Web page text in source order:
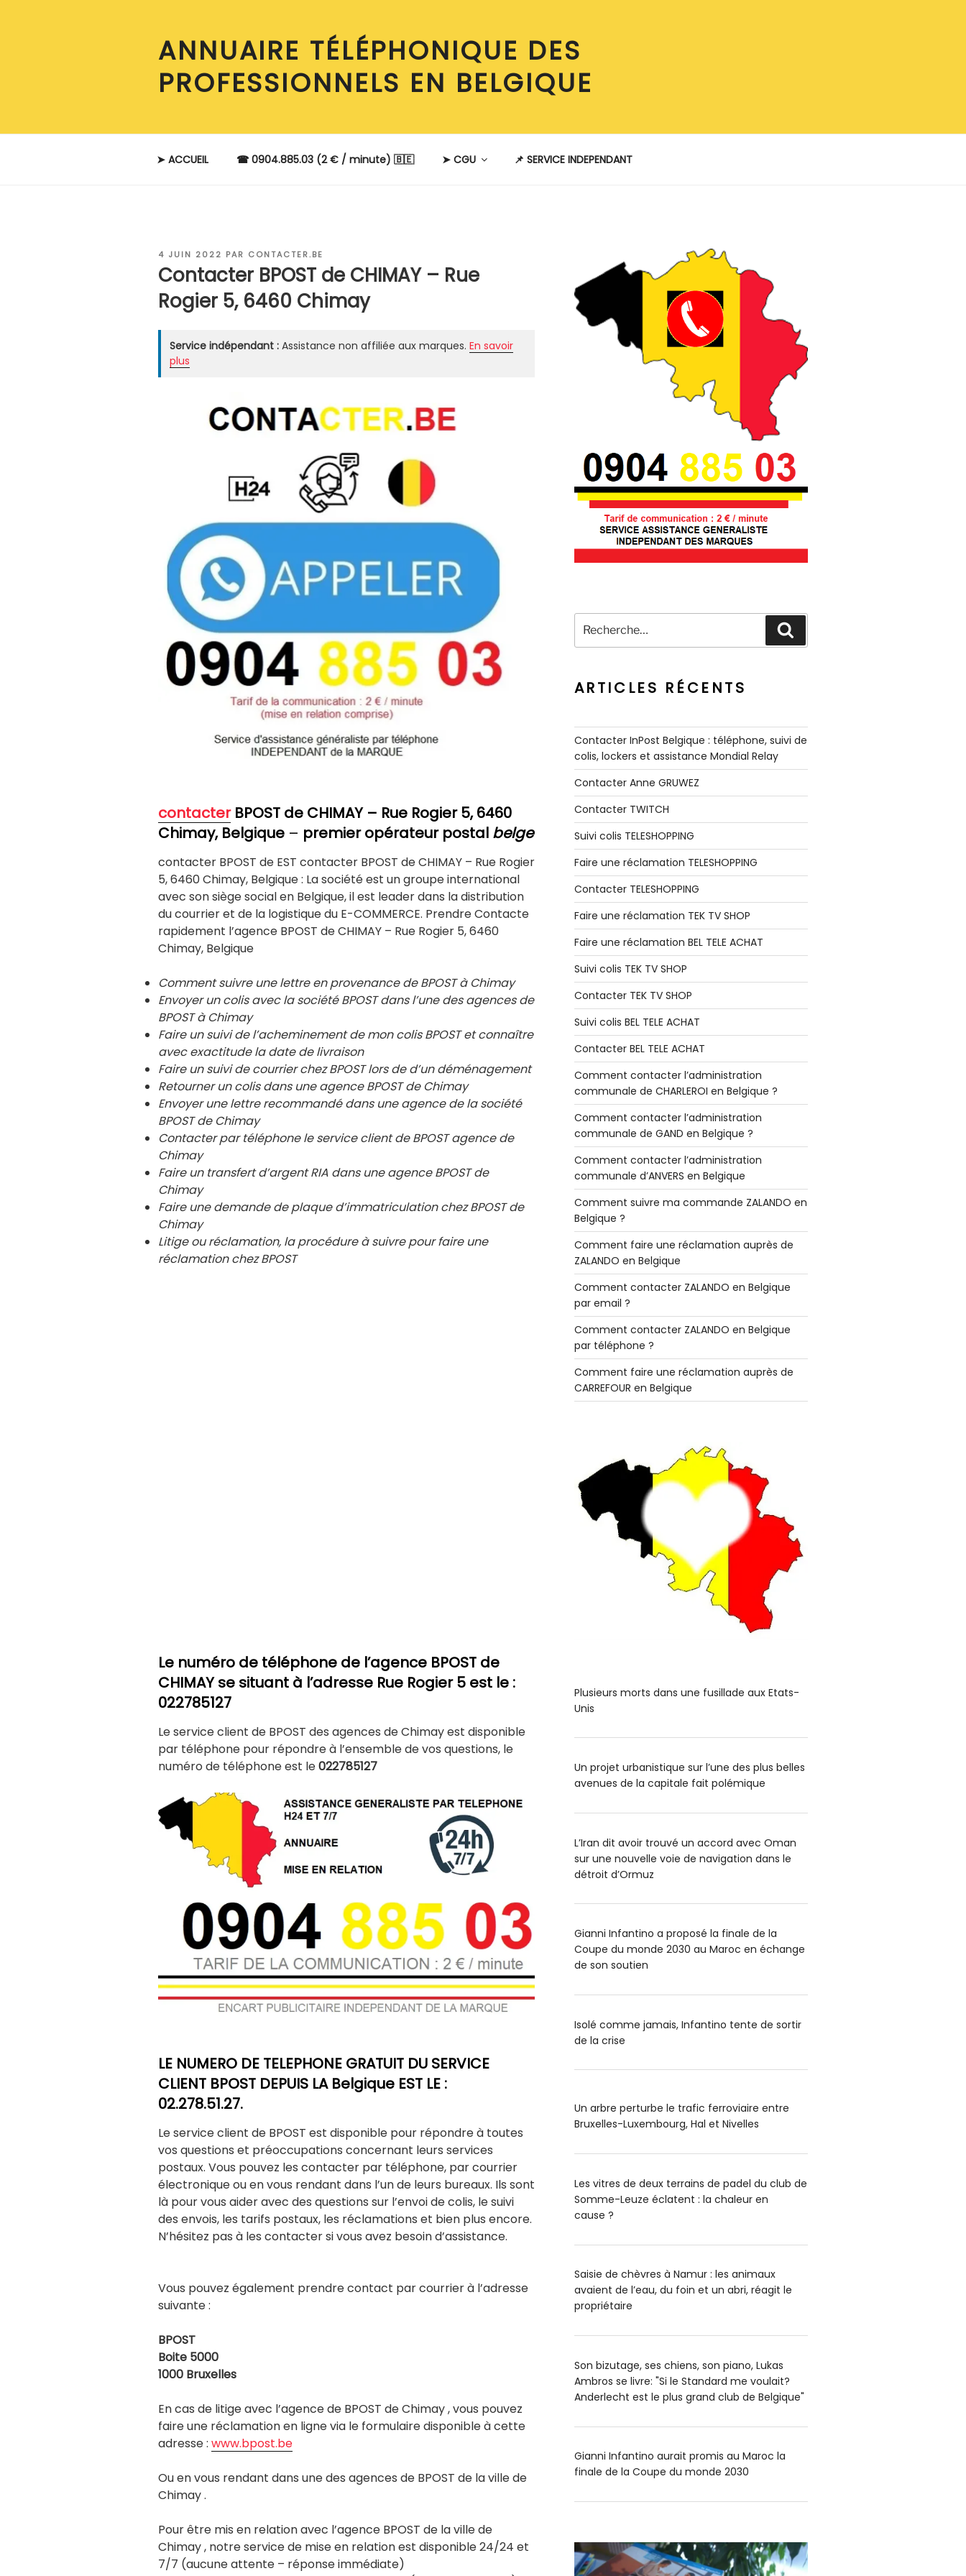
ANNUAIRE TÉLÉPHONIQUE DES
PROFESSIONNELS EN BELGIQUE
➤ ACCUEIL ☎ 0904.885.03 (2 € / minute) 🇧🇪 ➤ CGU 📌 SERVICE INDEPENDANT
PUBLIÉ
LE
4 JUIN 2022 PAR CONTACTER.BE
Contacter BPOST de CHIMAY – Rue
Rogier 5, 6460 Chimay
Service indépendant : Assistance non affiliée aux marques. En savoir
plus
contacterBPOST de CHIMAY – Rue Rogier 5, 6460
Chimay, Belgique – premier opérateur postal belge
contacter BPOST de EST contacter BPOST de CHIMAY – Rue Rogier
5, 6460 Chimay, Belgique : La société est un groupe international
avec son siège social en Belgique, il est leader dans la distribution
du courrier et de la logistique du E-COMMERCE. Prendre Contacte
rapidement l’agence BPOST de CHIMAY – Rue Rogier 5, 6460
Chimay, Belgique
Comment suivre une lettre en provenance de BPOST à Chimay
Envoyer un colis avec la société BPOST dans l’une des agences de
BPOST à Chimay
Faire un suivi de l’acheminement de mon colis BPOST et connaître
avec exactitude la date de livraison
Faire un suivi de courrier chez BPOST lors de d’un déménagement
Retourner un colis dans une agence BPOST de Chimay
Envoyer une lettre recommandé dans une agence de la société
BPOST de Chimay
Contacter par téléphone le service client de BPOST agence de
Chimay
Faire un transfert d’argent RIA dans une agence BPOST de
Chimay
Faire une demande de plaque d’immatriculation chez BPOST de
Chimay
Litige ou réclamation, la procédure à suivre pour faire une
réclamation chez BPOST
Le numéro de téléphone de l’agence BPOST de
CHIMAYse situant à l’adresse Rue Rogier 5 est le :
022785127
Le service client de BPOST des agences de Chimay est disponible
par téléphone pour répondre à l’ensemble de vos questions, le
numéro de téléphone est le022785127
LE NUMERO DE TELEPHONE GRATUIT DU SERVICE
CLIENT BPOST DEPUIS LA Belgique EST LE :
02.278.51.27.
Le service client de BPOST est disponible pour répondre à toutes
vos questions et préoccupations concernant leurs services
postaux. Vous pouvez les contacter par téléphone, par courrier
électronique ou en vous rendant dans l’un de leurs bureaux. Ils sont
là pour vous aider avec des questions sur l’envoi de colis, le suivi
des envois, les tarifs postaux, les réclamations et bien plus encore.
N’hésitez pas à les contacter si vous avez besoin d’assistance.
Vous pouvez également prendre contact par courrier à l’adresse
suivante :
BPOST
Boite 5000
1000 Bruxelles
En cas de litige avec l’agence de BPOST de Chimay , vous pouvez
faire une réclamation en ligne via le formulaire disponible à cette
adresse : www.bpost.be
Ou en vous rendant dans une des agences de BPOST de la ville de
Chimay .
Pour être mis en relation avec l’agence BPOST de la ville de
Chimay , notre service de mise en relation est disponible 24/24 et
7/7 (aucune attente – réponse immédiate)
pour
:
ARTICLES RÉCENTS
Contacter InPost Belgique : téléphone, suivi de
colis, lockers et assistance Mondial Relay
Contacter Anne GRUWEZ
Contacter TWITCH
Suivi colis TELESHOPPING
Faire une réclamation TELESHOPPING
Contacter TELESHOPPING
Faire une réclamation TEK TV SHOP
Faire une réclamation BEL TELE ACHAT
Suivi colis TEK TV SHOP
Contacter TEK TV SHOP
Suivi colis BEL TELE ACHAT
Contacter BEL TELE ACHAT
Comment contacter l’administration
communale de CHARLEROI en Belgique ?
Comment contacter l’administration
communale de GAND en Belgique ?
Comment contacter l’administration
communale d’ANVERS en Belgique
Comment suivre ma commande ZALANDO en
Belgique ?
Comment faire une réclamation auprès de
ZALANDO en Belgique
Comment contacter ZALANDO en Belgique
par email ?
Comment contacter ZALANDO en Belgique
par téléphone ?
Comment faire une réclamation auprès de
CARREFOUR en Belgique
Plusieurs morts dans une fusillade aux Etats-
Unis
Un projet urbanistique sur l’une des plus belles
avenues de la capitale fait polémique
L’Iran dit avoir trouvé un accord avec Oman
sur une nouvelle voie de navigation dans le
détroit d’Ormuz
Gianni Infantino a proposé la finale de la
Coupe du monde 2030 au Maroc en échange
de son soutien
Isolé comme jamais, Infantino tente de sortir
de la crise
Un arbre perturbe le trafic ferroviaire entre
Bruxelles-Luxembourg, Hal et Nivelles
Les vitres de deux terrains de padel du club de
Somme-Leuze éclatent : la chaleur en
cause ?
Saisie de chèvres à Namur : les animaux
avaient de l’eau, du foin et un abri, réagit le
propriétaire
Son bizutage, ses chiens, son piano, Lukas
Ambros se livre: "Si le Standard me voulait?
Anderlecht est le plus grand club de Belgique"
Gianni Infantino aurait promis au Maroc la
finale de la Coupe du monde 2030